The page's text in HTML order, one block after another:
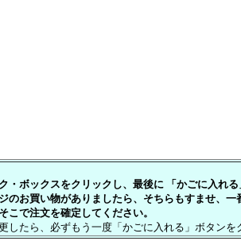
・ボックスをクリックし、最後に 「かごに入れ
のお買い物がありましたら、そちらもすませ、一
こで注文を確定してください。
したら、必ずもう一度「かごに入れる」ボタン